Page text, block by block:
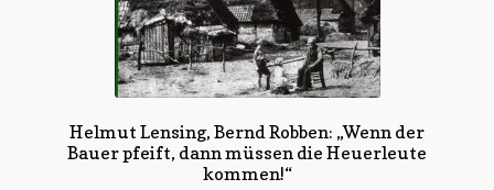
Helmut Lensing, Bernd Robben: „Wenn der
Bauer pfeift, dann müssen die Heuerleute
kommen!“